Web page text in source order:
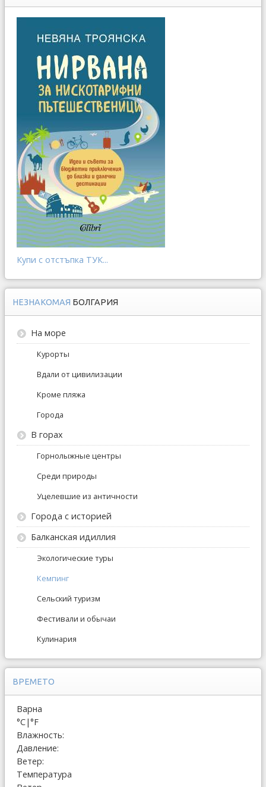
Купи с отстъпка ТУК...
НЕЗНАКОМАЯ БОЛГАРИЯ
На море
Курорты
Вдали от цивилизации
Кроме пляжа
Города
В горах
Горнолыжные центры
Среди природы
Уцелевшие из античности
Города с историей
Балканская идиллия
Экологические туры
Кемпинг
Сельский туризм
Фестивали и обычаи
Кулинария
ВРЕМЕТО
Варна
°C|°F
Влажность:
Давление:
Ветер:
Температура